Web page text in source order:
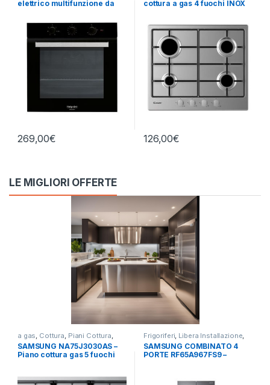
elettrico multifunzione da
269,00€
cottura a gas 4 fuochi INOX
126,00€
LE MIGLIORI OFFERTE
a gas Cottura Piani Cottura
SAMSUNG
SAMSUNG NA75J3030AS –
Piano cottura gas 5 fuochi
Frigoriferi Libera Installazione
SAMSUNG, Side by Side 4 Porte
SAMSUNG COMBINATO 4
PORTE RF65A967FS9 –